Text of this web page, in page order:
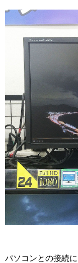
パソコンとの接続